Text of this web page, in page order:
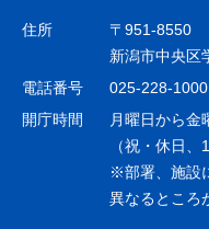
ゲ
シ
ョ
住所
〒951-8550
新潟市中央区
電話番号
025-228-1000
開庁時間
月曜日から金
（祝・休日
※部署、施設
異なるところ